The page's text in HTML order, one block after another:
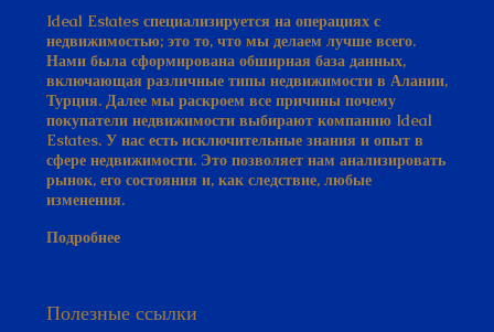
недвижимостью; это то, что мы делаем лучше всего.
Нами была сформирована обширная база данных,
включающая различные типы недвижимости в Алании,
Турция. Далее мы раскроем все причины почему
покупатели недвижимости выбирают компанию Ideal
Estates. У нас есть исключительные знания и опыт в
сфере недвижимости. Это позволяет нам анализировать
рынок, его состояния и, как следствие, любые
изменения.
Подробнее